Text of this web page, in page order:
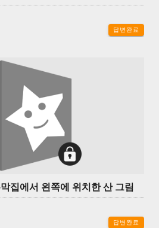
답변완료
집에서 왼쪽에 위치한 산 그림
답변완료